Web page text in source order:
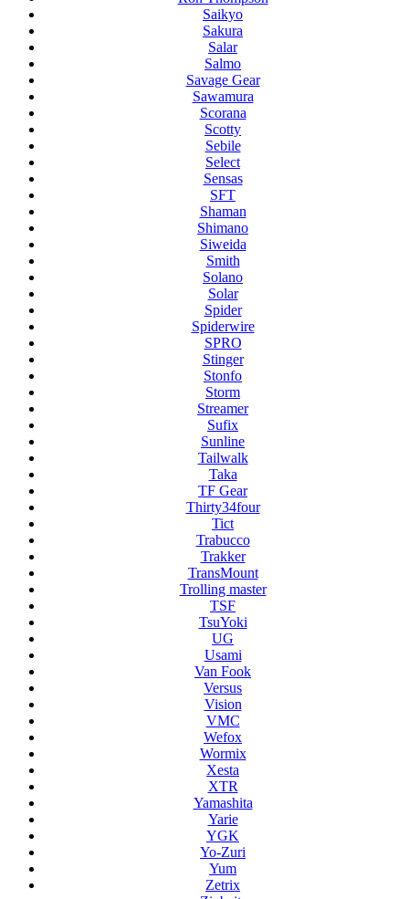
Saikyo
Sakura
Salar
Salmo
Savage Gear
Sawamura
Scorana
Scotty
Sebile
Select
Sensas
SFT
Shaman
Shimano
Siweida
Smith
Solano
Solar
Spider
Spiderwire
SPRO
Stinger
Stonfo
Storm
Streamer
Sufix
Sunline
Tailwalk
Taka
TF Gear
Thirty34four
Tict
Trabucco
Trakker
TransMount
Trolling master
TSF
TsuYoki
UG
Usami
Van Fook
Versus
Vision
VMC
Wefox
Wormix
Xesta
XTR
Yamashita
Yarie
YGK
Yo-Zuri
Yum
Zetrix